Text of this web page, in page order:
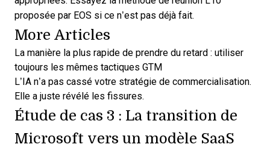
proposée par EOS si ce n’est pas déjà fait.
More Articles
La manière la plus rapide de prendre du retard : utiliser
toujours les mêmes tactiques GTM
L’IA n’a pas cassé votre stratégie de commercialisation.
Elle a juste révélé les fissures.
Étude de cas 3 : La transition de
Microsoft vers un modèle SaaS